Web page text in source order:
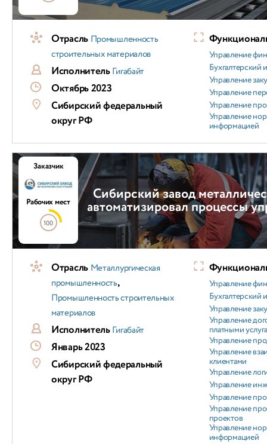
Отрасль Промышленность
строительных материалов
ИсполнительГигабайт
Октябрь 2023
Сибирский федеральный
округ РФ
Управление
Бухгалтерский
Управление
Управление
Управление
Управление
информацией
Сибирский завод
автоматизировал процессы
Заказчик
Рабочих мест
100
Отрасль Металлургическая
промышленность,
Промышленность строительных
материалов
ИсполнительГигабайт
Январь 2023
Сибирский федеральный
округ РФ
Управление
Бухгалтерский
Управление
Управление
платными
Управление
Управление
клиентами
Управление
Управление
Управление
Управление
проектов
Управление
информацией